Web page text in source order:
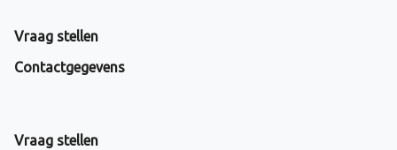
Vraag stellen
Contactgegevens
Vraag stellen